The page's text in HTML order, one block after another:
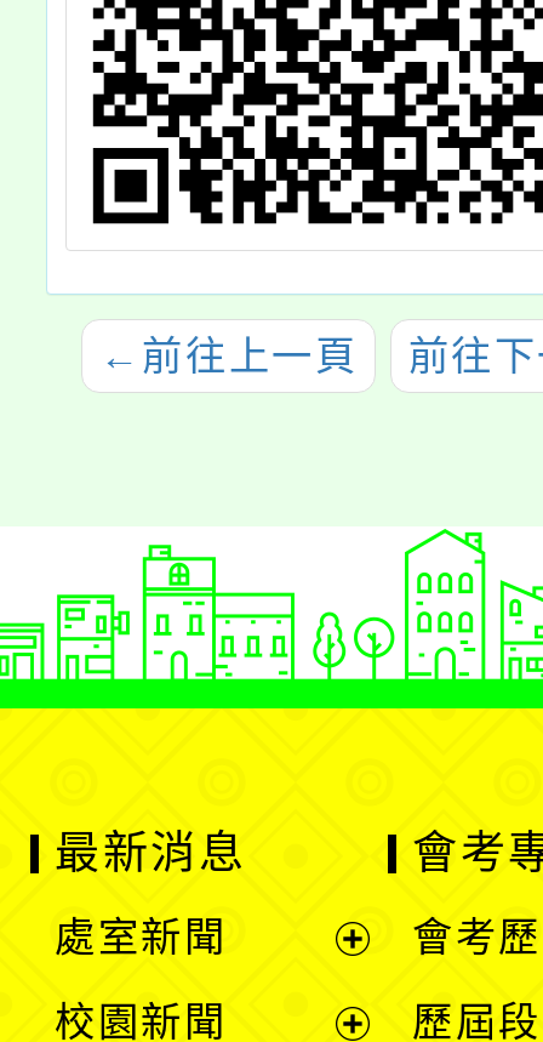
← 前往上一頁 前往
最新消息
處室新聞
校園新聞
會考
會考
歷屆